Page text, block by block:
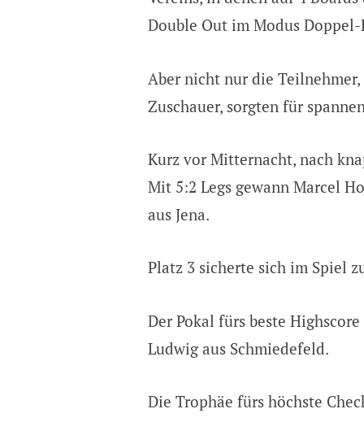
Double Out im Modus
Aber nicht nur die
Zuschauer, sorgten für
Kurz vor Mitternacht, nach
Mit 5:2 Legs gewann Marcel
aus Jena.
Platz 3 sicherte sich im Spiel
Der Pokal fürs beste
Ludwig aus Schmiedefeld.
Die Trophäe fürs höchste